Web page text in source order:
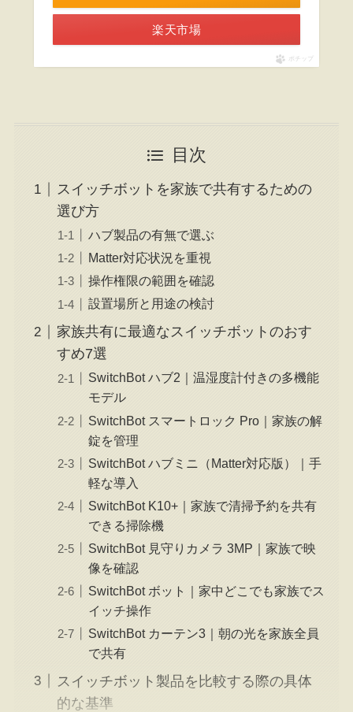
楽天市場
ポチップ
目次
スイッチボットを家族で共有するための
選び方
ハブ製品の有無で選ぶ
Matter対応状況を重視
操作権限の範囲を確認
設置場所と用途の検討
家族共有に最適なスイッチボットのおす
すめ7選
SwitchBot ハブ2｜温湿度計付きの多機能
モデル
SwitchBot スマートロック Pro｜家族の解
錠を管理
SwitchBot ハブミニ（Matter対応版）｜手
軽な導入
SwitchBot K10+｜家族で清掃予約を共有
できる掃除機
SwitchBot 見守りカメラ 3MP｜家族で映
像を確認
SwitchBot ボット｜家中どこでも家族でス
イッチ操作
SwitchBot カーテン3｜朝の光を家族全員
で共有
スイッチボット製品を比較する際の具体
的な基準